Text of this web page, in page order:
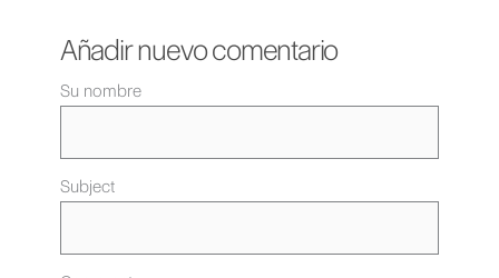
Añadir nuevo comentario
Su nombre
Subject